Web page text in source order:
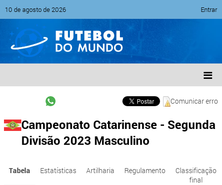
10 de agosto de 2026 Entrar
Comunicar erro
Campeonato Catarinense - Segunda
Divisão 2023 Masculino
Tabela Estatísticas Artilharia Regulamento
Classificação
final